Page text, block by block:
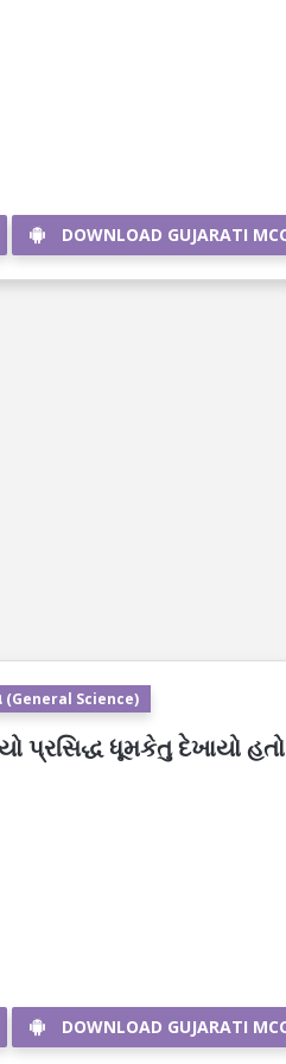
DOWNLOAD GUJARATI
(General Science)
પ્રસિદ્ધ ધૂમકેતુ દેખાયો
DOWNLOAD GUJARATI